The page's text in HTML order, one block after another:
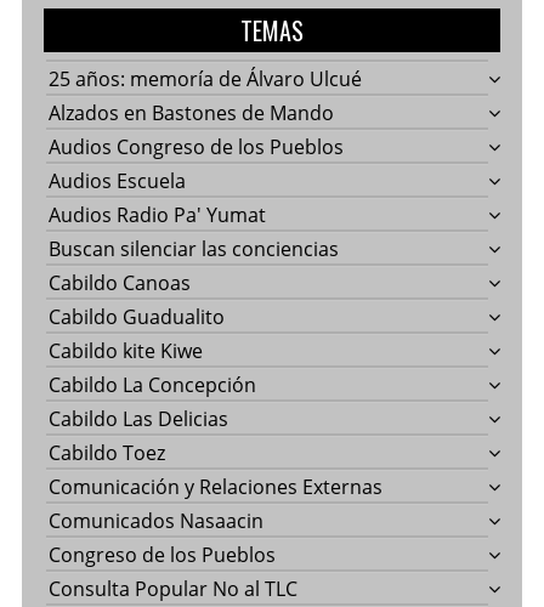
TEMAS
25 años: memoría de Álvaro Ulcué
Alzados en Bastones de Mando
Audios Congreso de los Pueblos
Audios Escuela
Audios Radio Pa' Yumat
Buscan silenciar las conciencias
Cabildo Canoas
Cabildo Guadualito
Cabildo kite Kiwe
Cabildo La Concepción
Cabildo Las Delicias
Cabildo Toez
Comunicación y Relaciones Externas
Comunicados Nasaacin
Congreso de los Pueblos
Consulta Popular No al TLC